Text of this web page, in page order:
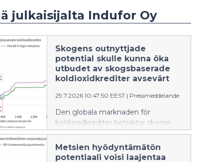
julkaisijalta Indufor Oy
Skogens outnyttjade
potential skulle kunna öka
utbudet av skogsbaserade
koldioxidkrediter avsevärt
29.7.2026 10:47:50 EEST | Pressmeddelande
Den globala marknaden för
koldioxidkrediter betraktar skogar
som ett verktyg för att minska
industriella koldioxidutsläpp. Under
de senaste åren har marknaden för
Metsien hyödyntämätön
potentiaali voisi laajentaa